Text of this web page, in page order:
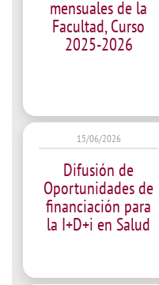
mensuales de la
Facultad, Curso
2025-2026
15/06/2026
Difusión de
Oportunidades de
financiación para
la I+D+i en Salud